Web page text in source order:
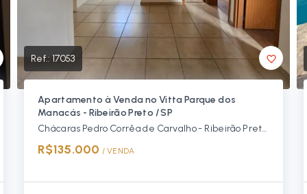
Ref.: 17053
Apartamento à Venda no Vitta Parque dos
Manacás - Ribeirão Preto / SP
Chácaras Pedro Corrêa de Carvalho - Ribeirão Preto/SP, Zona Norte
R$135.000 / VENDA